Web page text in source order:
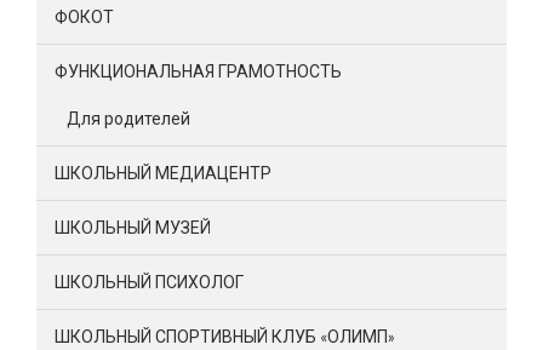
ФОКОТ
ФУНКЦИОНАЛЬНАЯ ГРАМОТНОСТЬ
Для родителей
ШКОЛЬНЫЙ МЕДИАЦЕНТР
ШКОЛЬНЫЙ МУЗЕЙ
ШКОЛЬНЫЙ ПСИХОЛОГ
ШКОЛЬНЫЙ СПОРТИВНЫЙ КЛУБ «ОЛИМП»